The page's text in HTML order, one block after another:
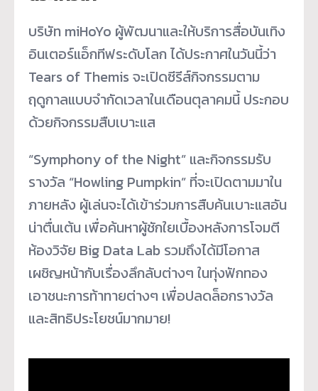
บริษัท miHoYo ผู้พัฒนาและให้บริการสื่อบันเทิง
อินเตอร์แอ็กทีฟระดับโลก ได้ประกาศในวันนี้ว่า
Tears of Themis จะเปิดซีรีส์กิจกรรมตาม
ฤดูกาลแบบจำกัดเวลาในเดือนตุลาคมนี้ ประกอบ
ด้วยกิจกรรมสืบเบาะแส
“Symphony of the Night” และกิจกรรมรับ
รางวัล “Howling Pumpkin” ที่จะเปิดตามมาใน
ภายหลัง ผู้เล่นจะได้เข้าร่วมการสืบค้นเบาะแสอัน
น่าตื่นเต้น เพื่อค้นหาผู้ชักใยเบื้องหลังการโจมตี
ห้องวิจัย Big Data Lab รวมถึงได้มีโอกาส
เผชิญหน้ากับเรื่องลึกลับต่างๆ ในทุ่งฟักทอง
เอาชนะการท้าทายต่างๆ เพื่อปลดล็อกรางวัล
และสิทธิประโยชน์มากมาย!